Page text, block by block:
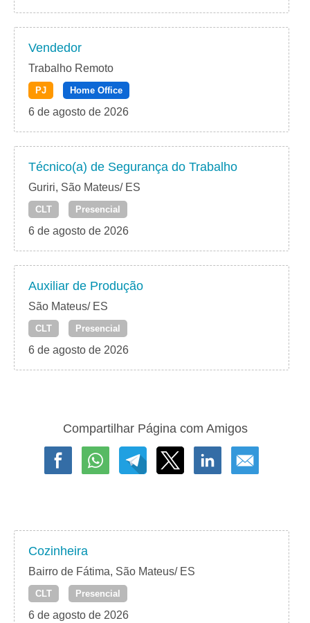
Vendedor
Trabalho Remoto
PJ Home Office
6 de agosto de 2026
Técnico(a) de Segurança do Trabalho
Guriri, São Mateus/ ES
CLT Presencial
6 de agosto de 2026
Auxiliar de Produção
São Mateus/ ES
CLT Presencial
6 de agosto de 2026
Compartilhar Página com Amigos
Cozinheira
Bairro de Fátima, São Mateus/ ES
CLT Presencial
6 de agosto de 2026